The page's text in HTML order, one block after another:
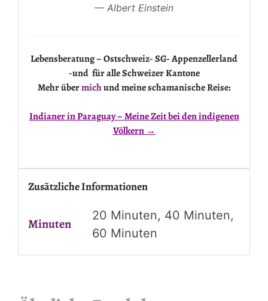
— Albert Einstein
Lebensberatung – Ostschweiz- SG- Appenzellerland
-und für alle Schweizer Kantone
Mehr übermichund meine schamanische Reise:
Indianer in Paraguay – Meine Zeit bei den indigenen
Völkern →
Zusätzliche Informationen
Minuten
20 Minuten, 40 Minuten,
60 Minuten